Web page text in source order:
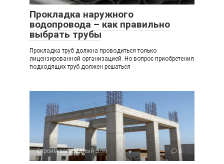
Прокладка наружного
водопровода – как правильно
выбрать трубы
Прокладка труб должна проводиться только
лицензированной организацией. Но вопрос приобретения
подходящих труб должен решаться
Строим загородный дом 0